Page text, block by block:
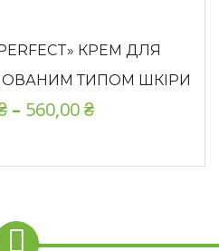
КРЕМ ДЛЯ
ТИПОМ ШКІРИ
– 560,00₴